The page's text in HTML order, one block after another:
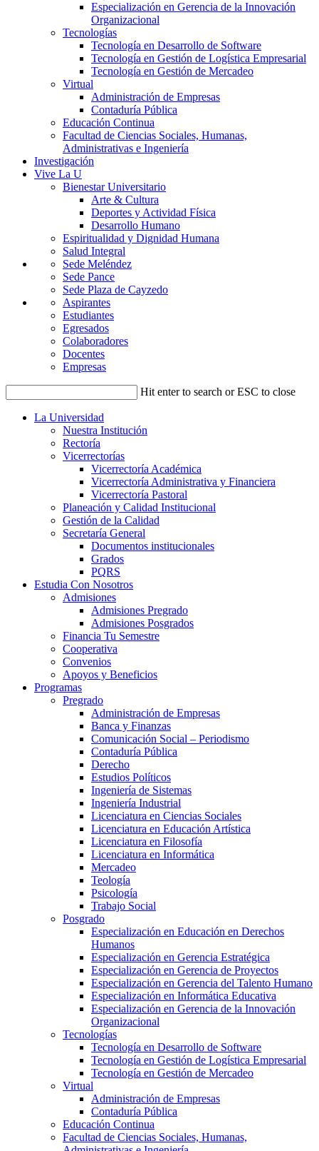
Especialización en Gerencia de la Innovación
Organizacional
Tecnologías
Tecnología en Desarrollo de Software
Tecnología en Gestión de Logística Empresarial
Tecnología en Gestión de Mercadeo
Virtual
Administración de Empresas
Contaduría Pública
Educación Continua
Facultad de Ciencias Sociales, Humanas,
Administrativas e Ingeniería
Investigación
Vive La U
Bienestar Universitario
Arte & Cultura
Deportes y Actividad Física
Desarrollo Humano
Espiritualidad y Dignidad Humana
Salud Integral
Sede Meléndez
Sede Pance
Sede Plaza de Cayzedo
Aspirantes
Estudiantes
Egresados
Colaboradores
Docentes
Empresas
Hit enter to search or ESC to close
La Universidad
Nuestra Institución
Rectoría
Vicerrectorías
Vicerrectoría Académica
Vicerrectoría Administrativa y Financiera
Vicerrectoría Pastoral
Planeación y Calidad Institucional
Gestión de la Calidad
Secretaría General
Documentos institucionales
Grados
PQRS
Estudia Con Nosotros
Admisiones
Admisiones Pregrado
Admisiones Posgrados
Financia Tu Semestre
Cooperativa
Convenios
Apoyos y Beneficios
Programas
Pregrado
Administración de Empresas
Banca y Finanzas
Comunicación Social – Periodismo
Contaduría Pública
Derecho
Estudios Políticos
Ingeniería de Sistemas
Ingeniería Industrial
Licenciatura en Ciencias Sociales
Licenciatura en Educación Artística
Licenciatura en Filosofía
Licenciatura en Informática
Mercadeo
Teología
Psicología
Trabajo Social
Posgrado
Especialización en Educación en Derechos
Humanos
Especialización en Gerencia Estratégica
Especialización en Gerencia de Proyectos
Especialización en Gerencia del Talento Humano
Especialización en Informática Educativa
Especialización en Gerencia de la Innovación
Organizacional
Tecnologías
Tecnología en Desarrollo de Software
Tecnología en Gestión de Logística Empresarial
Tecnología en Gestión de Mercadeo
Virtual
Administración de Empresas
Contaduría Pública
Educación Continua
Facultad de Ciencias Sociales, Humanas,